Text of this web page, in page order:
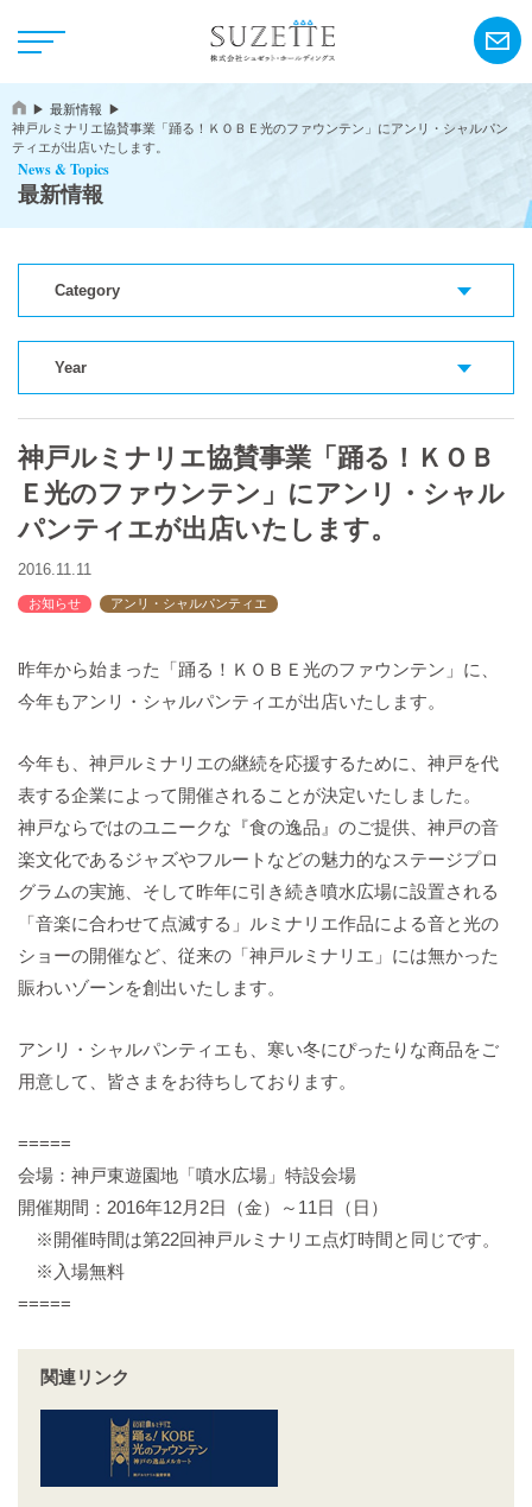
NEWS
シーキューブ
カサネオ
バックハウスイリエ
English
サイトマップ
最新情報
神戸ルミナリエ協賛事業「踊る！ＫＯＢＥ光のファウンテン」にアンリ・シャルパン
ティエが出店いたします。
News & Topics
最新情報
Category
Year
神戸ルミナリエ協賛事業「踊る！ＫＯＢ
Ｅ光のファウンテン」にアンリ・シャル
パンティエが出店いたします。
2016.11.11
お知らせ アンリ・シャルパンティエ
昨年から始まった「踊る！ＫＯＢＥ光のファウンテン」に、
今年もアンリ・シャルパンティエが出店いたします。
今年も、神戸ルミナリエの継続を応援するために、神戸を代
表する企業によって開催されることが決定いたしました。
神戸ならではのユニークな『食の逸品』のご提供、神戸の音
楽文化であるジャズやフルートなどの魅力的なステージプロ
グラムの実施、そして昨年に引き続き噴水広場に設置される
「音楽に合わせて点滅する」ルミナリエ作品による音と光の
ショーの開催など、従来の「神戸ルミナリエ」には無かった
賑わいゾーンを創出いたします。
アンリ・シャルパンティエも、寒い冬にぴったりな商品をご
用意して、皆さまをお待ちしております。
=====
会場：神戸東遊園地「噴水広場」特設会場
開催期間：2016年12月2日（金）～11日（日）
※開催時間は第22回神戸ルミナリエ点灯時間と同じです。
※入場無料
=====
関連リンク